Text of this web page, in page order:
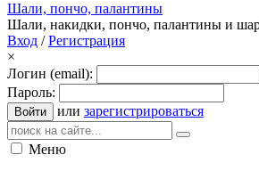
Шали, пончо, палантины
Шали, накидки, пончо, палантины и
Вход /Регистрация
×
Логин (email):
Пароль:
Войти или зарегистрироваться
Меню